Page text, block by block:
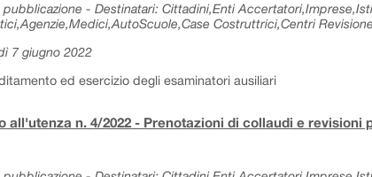
pubblicazione - Destinatari: Cittadini,Enti
Costruttrici,Centri
7 giugno 2022
ed esercizio degli esaminatori ausiliari
all'utenza n. 4/2022 - Prenotazioni di collaudi e